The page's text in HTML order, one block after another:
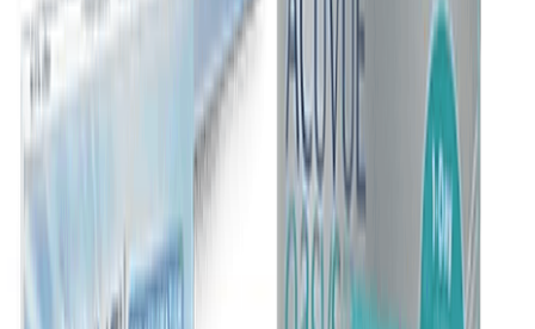
Hafta içi 09:30 - 17:00 ve Cumartesi günleri 09:30 -
14:00 saatleri arasında bize ulaşabilirsiniz. İletişim
kanallarımız:
Size en iyi alışveriş deneyimini sunmak için buradayız.
Lensoptikal ile kolaylık, kalite ve güven bir arada!
Aynı gün kargo fırsatları
Güvenli Alışveriş
SSL & 3D Secure ile ödeme